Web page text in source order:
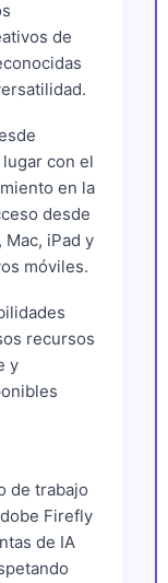
de
con el
en la
desde
Mac, iPad y
móviles.
recursos
y
de trabajo
Firefly
de IA